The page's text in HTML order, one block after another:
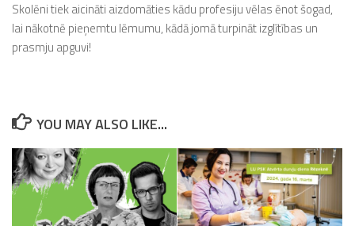
Skolēni tiek aicināti aizdomāties kādu profesiju vēlas ēnot šogad,
lai nākotnē pieņemtu lēmumu, kādā jomā turpināt izglītības un
prasmju apguvi!
YOU MAY ALSO LIKE...